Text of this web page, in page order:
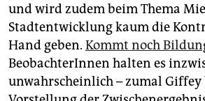
und wird zudem beim Thema
Stadtentwicklung kaum die
Hand geben. Kommt noch
BeobachterInnen halten es
unwahrscheinlich – zumal Giffey